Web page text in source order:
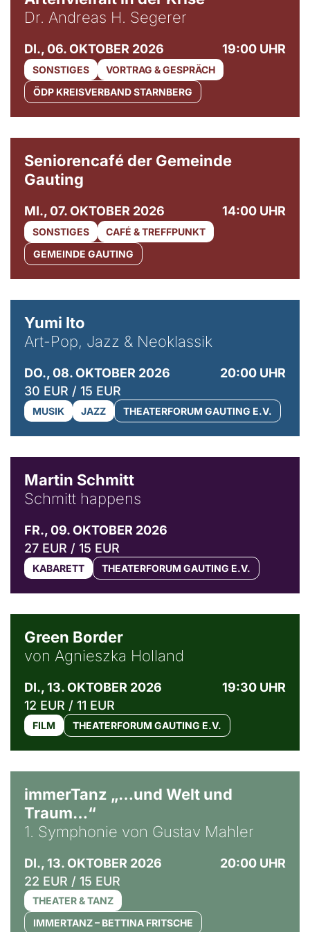
Dr. Andreas H. Segerer
DI., 06. OKTOBER 2026 19:00 UHR
SONSTIGES
VORTRAG & GESPRÄCH
ÖDP KREISVERBAND STARNBERG
Seniorencafé der Gemeinde
Gauting
MI., 07. OKTOBER 2026 14:00 UHR
SONSTIGES
CAFÉ & TREFFPUNKT
GEMEINDE GAUTING
Yumi Ito
Art-Pop, Jazz & Neoklassik
DO., 08. OKTOBER 2026
20:00 UHR
30 EUR / 15 EUR
MUSIK JAZZ THEATERFORUM GAUTING E.V.
Martin Schmitt
Schmitt happens
FR., 09. OKTOBER 2026
27 EUR / 15 EUR
KABARETT THEATERFORUM GAUTING E.V.
Green Border
von Agnieszka Holland
DI., 13. OKTOBER 2026
19:30 UHR
12 EUR / 11 EUR
FILM THEATERFORUM GAUTING E.V.
immerTanz „…und Welt und
Traum…“
1. Symphonie von Gustav Mahler
DI., 13. OKTOBER 2026
20:00 UHR
22 EUR / 15 EUR
THEATER & TANZ
IMMERTANZ – BETTINA FRITSCHE